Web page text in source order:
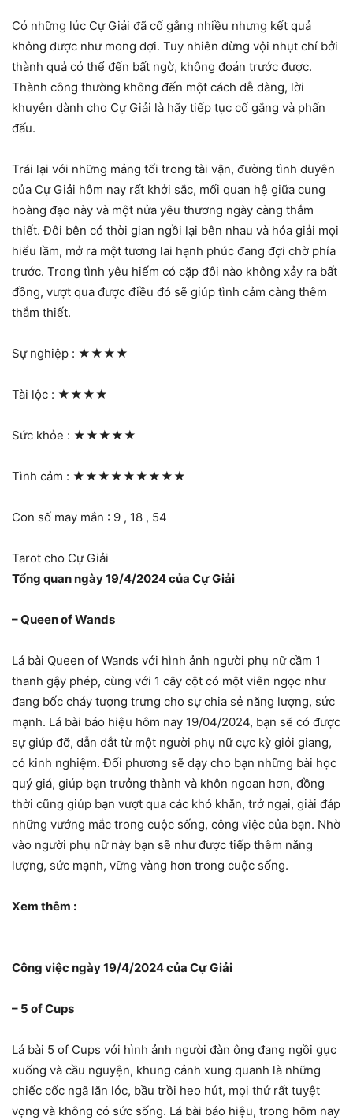
Có những lúc Cự Giải đã cố gắng nhiều nhưng kết quả
không được như mong đợi. Tuy nhiên đừng vội nhụt chí bởi
thành quả có thể đến bất ngờ, không đoán trước được.
Thành công thường không đến một cách dễ dàng, lời
khuyên dành cho Cự Giải là hãy tiếp tục cố gắng và phấn
đấu.
Trái lại với những mảng tối trong tài vận, đường tình duyên
của Cự Giải hôm nay rất khởi sắc, mối quan hệ giữa cung
hoàng đạo này và một nửa yêu thương ngày càng thắm
thiết. Đôi bên có thời gian ngồi lại bên nhau và hóa giải mọi
hiểu lầm, mở ra một tương lai hạnh phúc đang đợi chờ phía
trước. Trong tình yêu hiếm có cặp đôi nào không xảy ra bất
đồng, vượt qua được điều đó sẽ giúp tình cảm càng thêm
thắm thiết.
Sự nghiệp : ★★★★
Tài lộc : ★★★★
Sức khỏe : ★★★★★
Tình cảm : ★★★★★★★★★
Con số may mắn : 9 , 18 , 54
Tarot cho Cự Giải
Tổng quan ngày 19/4/2024 của Cự Giải
– Queen of Wands
Lá bài Queen of Wands với hình ảnh người phụ nữ cầm 1
thanh gậy phép, cùng với 1 cây cột có một viên ngọc như
đang bốc cháy tượng trưng cho sự chia sẻ năng lượng, sức
mạnh. Lá bài báo hiệu hôm nay 19/04/2024, bạn sẽ có được
sự giúp đỡ, dẫn dắt từ một người phụ nữ cực kỳ giỏi giang,
có kinh nghiệm. Đối phương sẽ dạy cho bạn những bài học
quý giá, giúp bạn trưởng thành và khôn ngoan hơn, đồng
thời cũng giúp bạn vượt qua các khó khăn, trở ngại, giài đáp
những vướng mắc trong cuộc sống, công việc của bạn. Nhờ
vào người phụ nữ này bạn sẽ như được tiếp thêm năng
lượng, sức mạnh, vững vàng hơn trong cuộc sống.
Xem thêm :
Công việc ngày 19/4/2024 của Cự Giải
– 5 of Cups
Lá bài 5 of Cups với hình ảnh người đàn ông đang ngồi gục
xuống và cầu nguyện, khung cảnh xung quanh là những
chiếc cốc ngã lăn lóc, bầu trồi heo hút, mọi thứ rất tuyệt
vọng và không có sức sống. Lá bài báo hiệu, trong hôm nay